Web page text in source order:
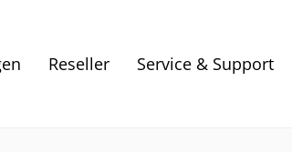
Reseller Service & Support